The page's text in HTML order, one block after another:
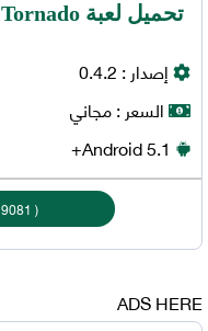
تحميل لعبة Turbo Tornado مهكرة 2024 للاندرويد
إصدار :0.4.2
السعر :مجاني
Android5.1+
(
9081
ADS HERE